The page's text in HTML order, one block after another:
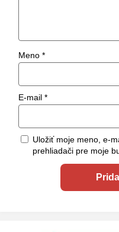
Meno *
E-mail *
Uložiť moje meno, e-
prehliadači pre moje